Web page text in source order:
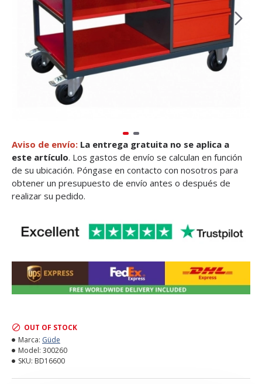
Aviso de envío: La entrega gratuita no se aplica a
este artículo. Los gastos de envío se calculan en función
de su ubicación. Póngase en contacto con nosotros para
obtener un presupuesto de envío antes o después de
realizar su pedido.
OUT OF STOCK
Marca: Güde
Model: 300260
SKU: BD16600